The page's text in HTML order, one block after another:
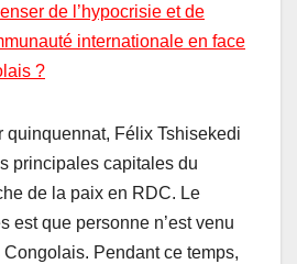
de l’hypocrisie et de
internationale en face
?
quinquennat, Félix Tshisekedi
principales capitales du
de la paix en RDC. Le
est que personne n’est venu
Pendant ce temps,